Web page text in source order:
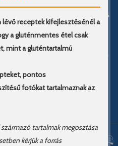
receptek kifejlesztésénél a
a gluténmentes étel csak
mint a gluténtartalmú
pontos
fotókat tartalmaznak az
tartalmak megosztása
kérjük a forrás